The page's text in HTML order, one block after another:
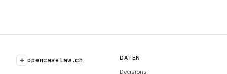
+ opencaselaw.ch DATEN
Decisions